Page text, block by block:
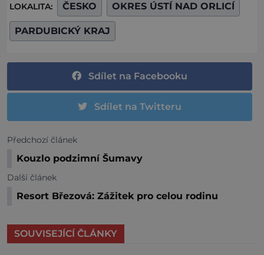
LOKALITA: ČESKO OKRES ÚSTÍ NAD ORLICÍ
PARDUBICKÝ KRAJ
Sdílet na Facebooku
Sdílet na Twitteru
Předchozí článek
Kouzlo podzimní Šumavy
Další článek
Resort Březová: Zážitek pro celou rodinu
SOUVISEJÍCÍ ČLÁNKY